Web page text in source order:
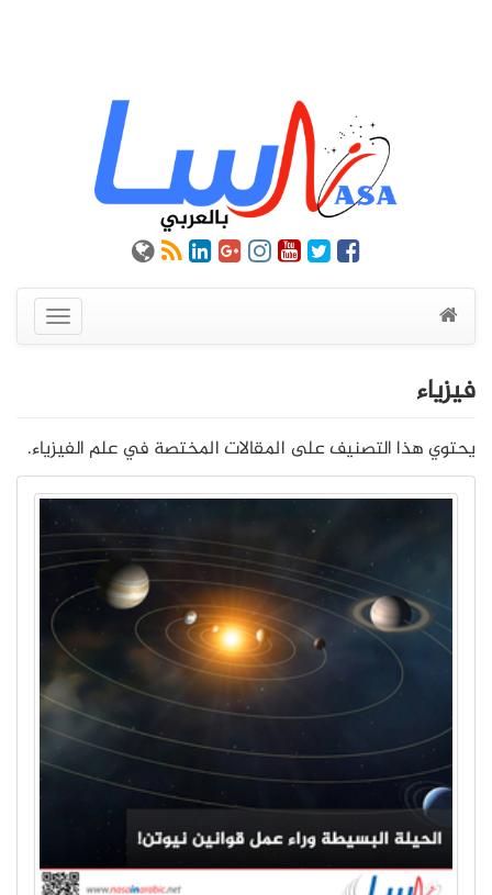
عرض
القائمة
فيزياء
يحتوي هذا التصنيف على المقالات المختصة في علم الفيزياء.